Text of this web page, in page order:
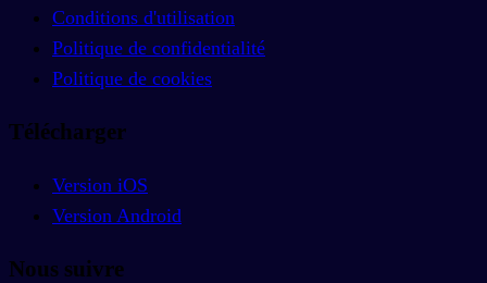
Conditions d'utilisation
Politique de confidentialité
Politique de cookies
Télécharger
Version iOS
Version Android
Nous suivre